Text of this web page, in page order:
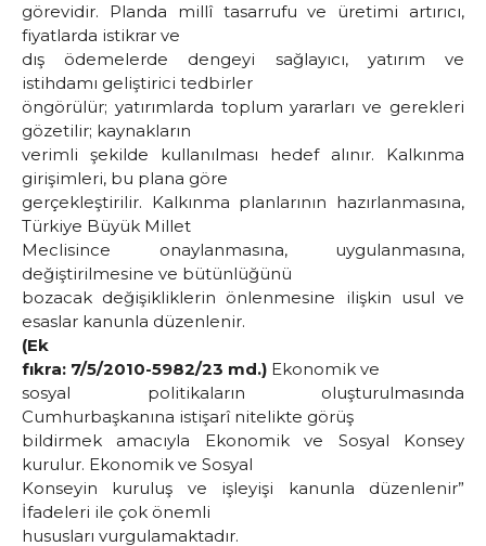
görevidir. Planda millî tasarrufu ve üretimi artırıcı,
fiyatlarda istikrar ve
dış ödemelerde dengeyi sağlayıcı, yatırım ve
istihdamı geliştirici tedbirler
öngörülür; yatırımlarda toplum yararları ve gerekleri
gözetilir; kaynakların
verimli şekilde kullanılması hedef alınır. Kalkınma
girişimleri, bu plana göre
gerçekleştirilir. Kalkınma planlarının hazırlanmasına,
Türkiye Büyük Millet
Meclisince onaylanmasına, uygulanmasına,
değiştirilmesine ve bütünlüğünü
bozacak değişikliklerin önlenmesine ilişkin usul ve
esaslar kanunla düzenlenir.
(Ek
fıkra: 7/5/2010-5982/23 md.) Ekonomik ve
sosyal politikaların oluşturulmasında
Cumhurbaşkanına istişarî nitelikte görüş
bildirmek amacıyla Ekonomik ve Sosyal Konsey
kurulur. Ekonomik ve Sosyal
Konseyin kuruluş ve işleyişi kanunla düzenlenir”
İfadeleri ile çok önemli
hususları vurgulamaktadır.